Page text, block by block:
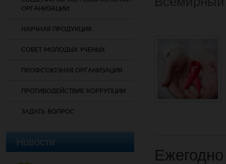
ОРГАНИЗАЦИИ
НАУЧНАЯ ПРОДУКЦИЯ
СОВЕТ МОЛОДЫХ УЧЕНЫХ
ПРОФСОЮЗНАЯ ОРГАНИЗАЦИЯ
ПРОТИВОДЕЙСТВИЕ КОРРУПЦИИ
ЗАДАТЬ ВОПРОС
Новости